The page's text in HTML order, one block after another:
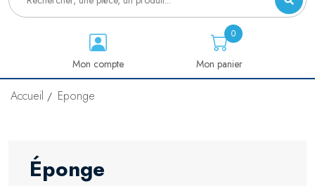
Mon compte Mon panier
0
Accueil Eponge
Éponge